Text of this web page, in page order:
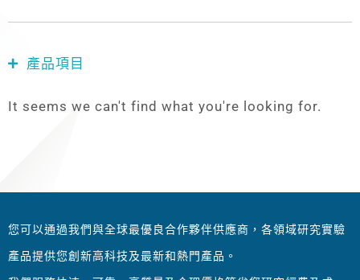
產品項目
It seems we can't find what you're looking for.
您可以通過我們與全球最優良合作夥伴供應商，各領域研究實驗
產品提供您創新高科技及最新和熱門產品。